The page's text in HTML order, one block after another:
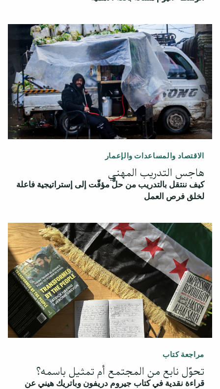
الاقتصاد والمساعدات والإعمار
هاجس التدريب المهني
كيف ننتقل بالتدريب من حلٍّ مؤقّت إلى إستراتيجية فاعلة
لخلق فرص العمل
مراجعة كتاب
تحوّل نابع من المجتمع أم تمثيل باسمه؟
قراءة نقدية في كتاب جيروم دريفون وباتريك هيني عن